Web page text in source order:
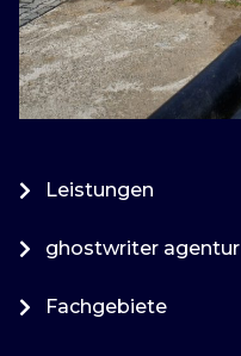
Leistungen
ghostwriter agentur
Fachgebiete